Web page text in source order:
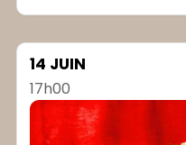
14 JUIN
17h00